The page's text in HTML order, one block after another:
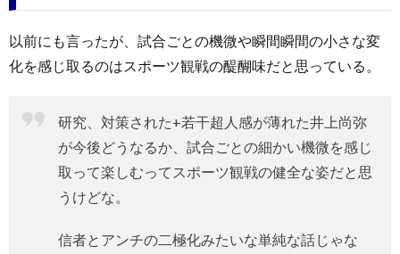
以前にも言ったが、試合ごとの機微や瞬間瞬間の小さな変
化を感じ取るのはスポーツ観戦の醍醐味だと思っている。
研究、対策された+若干超人感が薄れた井上尚弥
が今後どうなるか、試合ごとの細かい機微を感じ
取って楽しむってスポーツ観戦の健全な姿だと思
うけどな。
信者とアンチの二極化みたいな単純な話じゃな